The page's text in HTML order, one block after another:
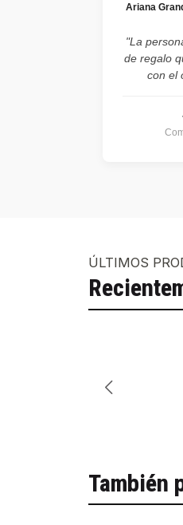
Ariana
"La
de regalo
con el
ÚLTIMOS
También